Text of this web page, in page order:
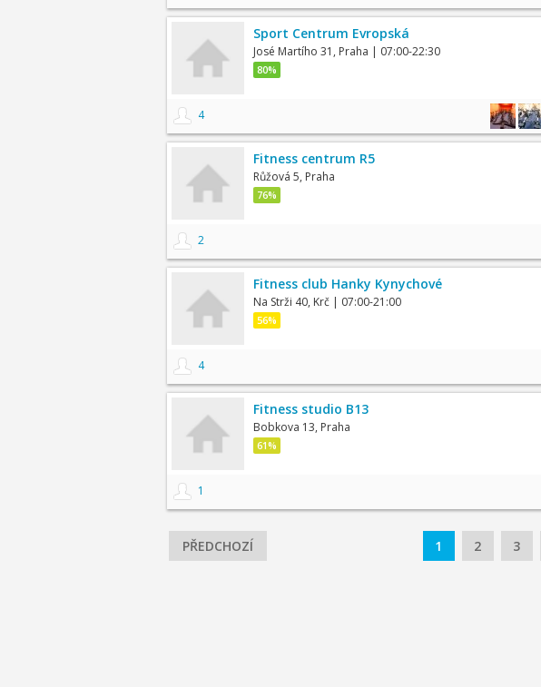
Sport Centrum Evropská
José Martího 31, Praha | 07:00-22:30
80%
4
Fitness centrum R5
Růžová 5, Praha
76%
2
Fitness club Hanky Kynychové
Na Strži 40, Krč | 07:00-21:00
56%
4
Fitness studio B13
Bobkova 13, Praha
61%
1
PŘEDCHOZÍ 1 2 3